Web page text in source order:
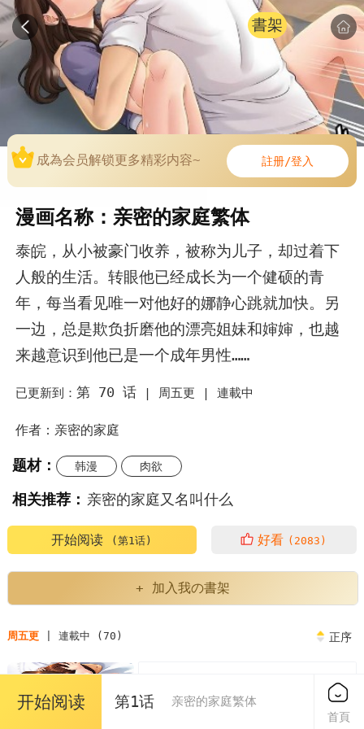
書架
成為会员解锁更多精彩内容~ 註册/登入
漫画名称：亲密的家庭繁体
泰皖，从小被豪门收养，被称为儿子，却过着下
人般的生活。转眼他已经成长为一个健硕的青
年，每当看见唯一对他好的娜静心跳就加快。另
一边，总是欺负折磨他的漂亮姐妹和婶婶，也越
来越意识到他已是一个成年男性……
已更新到： 第 70 话| 周五更 | 連載中
作者：亲密的家庭
题材： 韩漫 肉欲
相关推荐： 亲密的家庭又名叫什么
亲密的家庭漫画为什么不更新了 亲密的家庭繁体
亲密的家庭又叫什么
亲密的家庭泰民
亲密的家庭或者朋友中的评价表现了
开始阅读 (第1话) 好看 (2083)
+ 加入我の書架
周五更| 連載中 (70) 正序
2023/04/07
免费
开始阅读 第1话 亲密的家庭繁体
首頁